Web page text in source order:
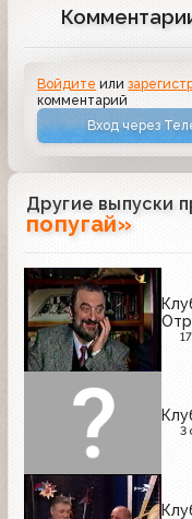
Войдите или
комментарий
Вход через
Другие выпуски
попугай»
3